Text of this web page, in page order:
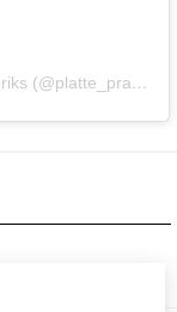
Een bericht gedeeld door Hella Hendriks (@platte_praot)